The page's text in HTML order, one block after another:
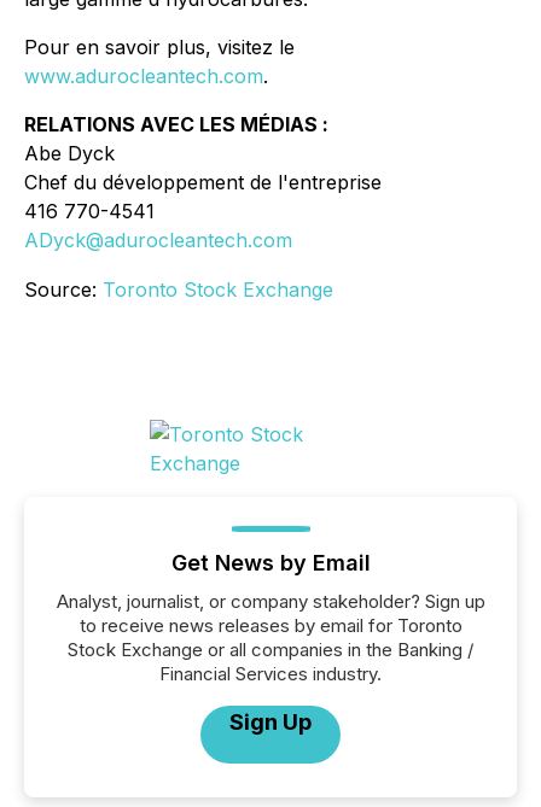
Pour en savoir plus, visitez le
www.adurocleantech.com.
RELATIONS AVEC LES MÉDIAS :
Abe Dyck
Chef du développement de l'entreprise
416 770-4541
ADyck@adurocleantech.com
Source: Toronto Stock Exchange
Get News by Email
Analyst, journalist, or company stakeholder? Sign up
to receive news releases by email for Toronto
Stock Exchange or all companies in the Banking /
Financial Services industry.
Sign Up